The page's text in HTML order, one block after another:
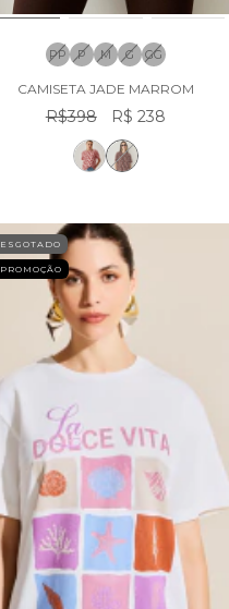
PP P M G GG
CAMISETA JADE MARROM
R$398 R$ 238
ESGOTADO
PROMOÇÃO